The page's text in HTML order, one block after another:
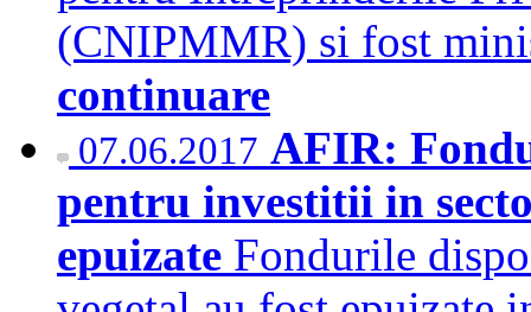
(CNIPMMR) si fost
continuare
07.06.2017 AFIR:
pentru investitii in
epuizate Fondurile